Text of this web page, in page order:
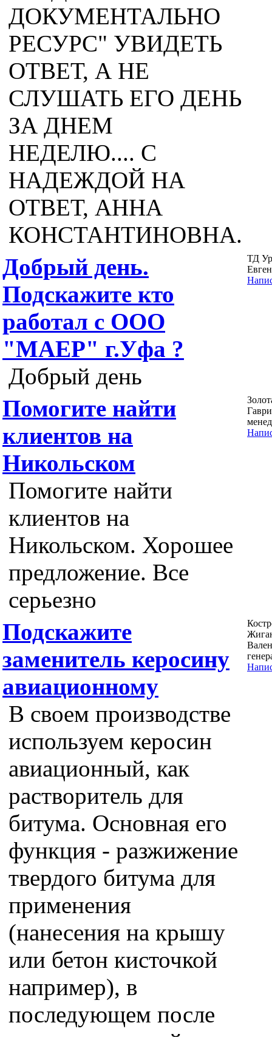
ДОКУМЕНТАЛЬНО
РЕСУРС" УВИДЕТЬ
ОТВЕТ, А НЕ
СЛУШАТЬ ЕГО ДЕНЬ
ЗА ДНЕМ
НЕДЕЛЮ.... С
НАДЕЖДОЙ НА
ОТВЕТ, АННА
КОНСТАНТИНОВНА.
Добрый день.
Подскажите кто
работал с ООО
"МАЕР" г.Уфа ?
Добрый день
ТД
Помогите найти
клиентов на
Никольском
Помогите найти
клиентов на
Никольском. Хорошее
предложение. Все
серьезно
Подскажите
заменитель керосину
авиационному
В своем производстве
используем керосин
авиационный, как
растворитель для
битума. Основная его
функция - разжижение
твердого битума для
применения
(нанесения на крышу
или бетон кисточкой
например), в
последующем после